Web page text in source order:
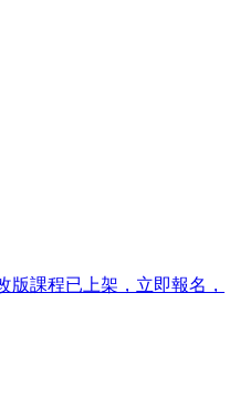
版課程已上架，立即報名，